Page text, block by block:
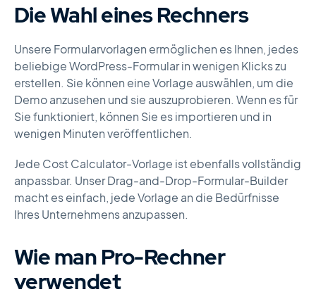
Die Wahl eines Rechners
Unsere Formularvorlagen ermöglichen es Ihnen, jedes
beliebige WordPress-Formular in wenigen Klicks zu
erstellen. Sie können eine Vorlage auswählen, um die
Demo anzusehen und sie auszuprobieren. Wenn es für
Sie funktioniert, können Sie es importieren und in
wenigen Minuten veröffentlichen.
Jede Cost Calculator-Vorlage ist ebenfalls vollständig
anpassbar. Unser Drag-and-Drop-Formular-Builder
macht es einfach, jede Vorlage an die Bedürfnisse
Ihres Unternehmens anzupassen.
Wie man Pro-Rechner
verwendet